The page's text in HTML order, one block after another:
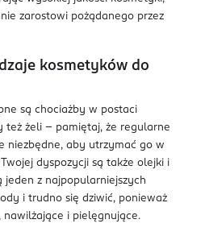
zarostowi pożądanego przez
kosmetyków do
są chociażby w postaci
też żeli – pamiętaj, że regularne
niezbędne, aby utrzymać go w
dyspozycji są także olejki i
z najpopularniejszych
i trudno się dziwić, ponieważ
nawilżające i pielęgnujące.